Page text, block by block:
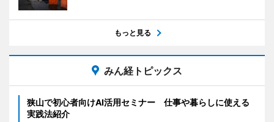
もっと見る
みん経トピックス
狭山で初心者向けAI活用セミナー 仕事や暮らしに使える
実践法紹介